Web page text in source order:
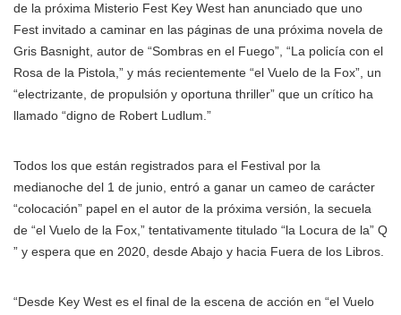
de la próxima Misterio Fest Key West han anunciado que uno
Fest invitado a caminar en las páginas de una próxima novela de
Gris Basnight, autor de “Sombras en el Fuego”, “La policía con el
Rosa de la Pistola,” y más recientemente “el Vuelo de la Fox”, un
“electrizante, de propulsión y oportuna thriller” que un crítico ha
llamado “digno de Robert Ludlum.”
Todos los que están registrados para el Festival por la
medianoche del 1 de junio, entró a ganar un cameo de carácter
“colocación” papel en el autor de la próxima versión, la secuela
de “el Vuelo de la Fox,” tentativamente titulado “la Locura de la” Q
” y espera que en 2020, desde Abajo y hacia Fuera de los Libros.
“Desde Key West es el final de la escena de acción en “el Vuelo